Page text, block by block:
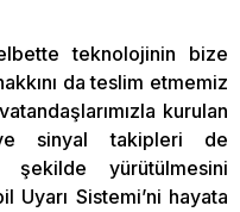
elbette teknolojinin bize
da teslim etmemiz
kurulan
sinyal takipleri de
şekilde yürütülmesini
Uyarı Sistemi’ni hayata